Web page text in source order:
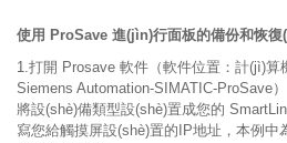
使用 ProSave 進(jìn)行面板的備份和恢復
1.打開 Prosave 軟件（軟件位置：計(jì)算
Siemens Automation-SIMATIC-ProSave）
將設(shè)備類型設(shè)置成您的
寫您給觸摸屏設(shè)置的IP地址，本例中